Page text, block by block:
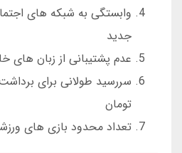
وابستگی به شبکه های
جدید
عدم پشتیبانی از زبان های
تومان
تعداد محدود بازی های